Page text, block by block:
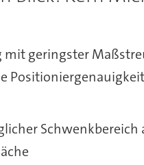
mit geringster
Schwenkbereich